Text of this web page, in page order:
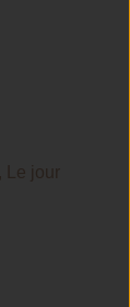
Le jour